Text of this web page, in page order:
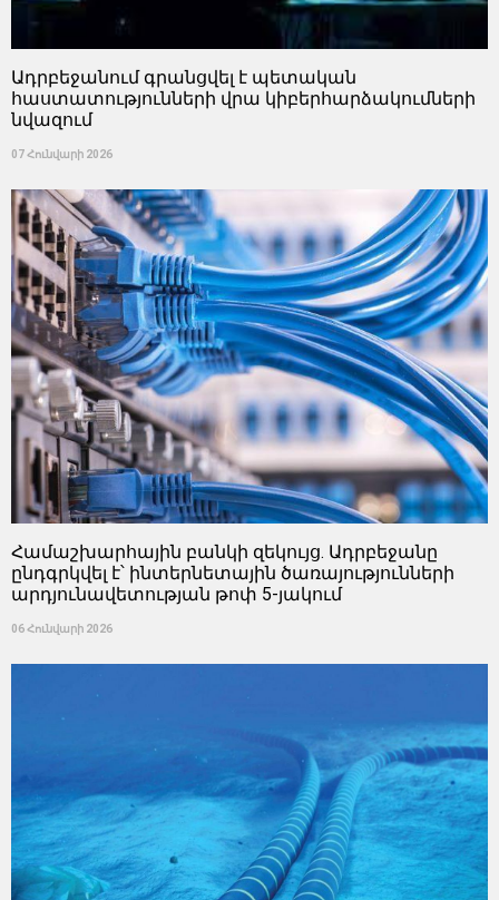
Ադրբեջանում գրանցվել է պետական
հաստատությունների վրա կիբերհարձակումների
նվազում
07 Հունվարի 2026
Համաշխարհային բանկի զեկույց. Ադրբեջանը
ընդգրկվել է՝ ինտերնետային ծառայությունների
արդյունավետության թոփ 5-յակում
06 Հունվարի 2026